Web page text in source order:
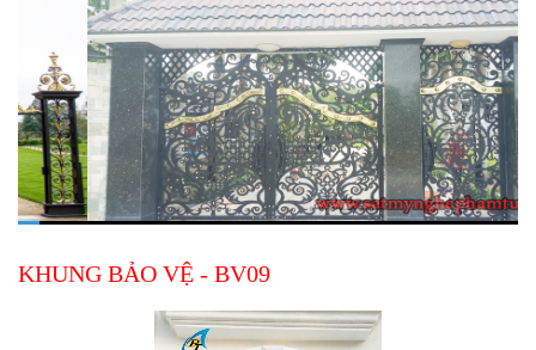
KHUNG BẢO VỆ - BV09